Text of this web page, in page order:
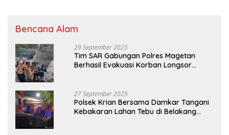
Bencana Alam
29 September 2025
Tim SAR Gabungan Polres Magetan
Berhasil Evakuasi Korban Longsor
27 September 2025
Polsek Krian Bersama Damkar Tangani
Kebakaran Lahan Tebu di Belakang